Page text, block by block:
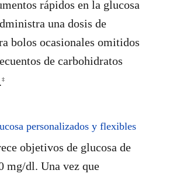
rápidos en la glucosa
una dosis de
bolos ocasionales omitidos
de carbohidratos
‡
personalizados y flexibles
objetivos de glucosa de
mg/dl. Una vez que